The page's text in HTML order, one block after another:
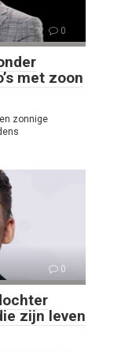
0
met zoon
zonnige
0
zijn leven